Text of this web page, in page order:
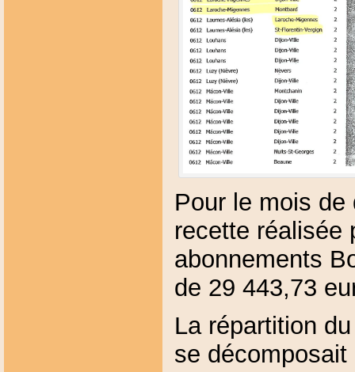
Pour le mois de
recette réalisée
abonnements
de 29 443,73
La répartition
se décomposait